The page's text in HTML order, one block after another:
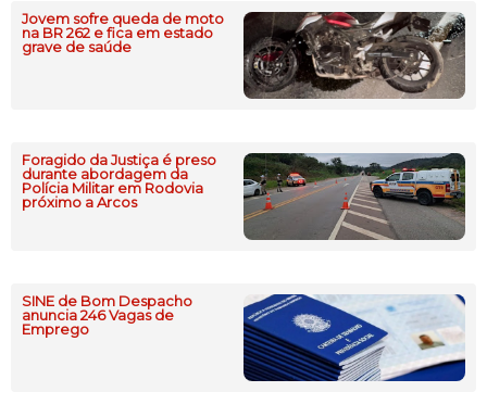
Jovem sofre queda de moto
na BR 262 e fica em estado
grave de saúde
Foragido da Justiça é preso
durante abordagem da
Polícia Militar em Rodovia
próximo a Arcos
SINE de Bom Despacho
anuncia 246 Vagas de
Emprego